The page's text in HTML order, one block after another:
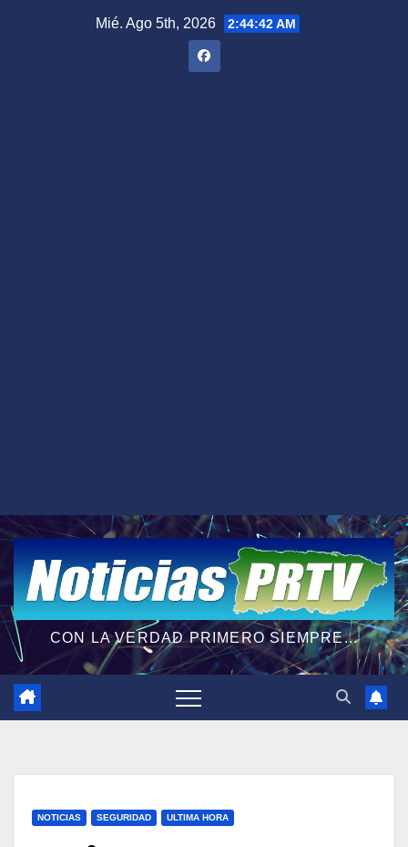
Mié. Ago 5th, 2026 2:44:43 AM
CON LA VERDAD PRIMERO SIEMPRE...
NOTICIAS SEGURIDAD ULTIMA HORA